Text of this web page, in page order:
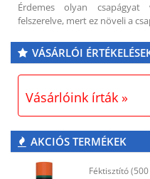
Érdemes olyan
felszerelve, mert ez növeli a
VÁSÁRLÓI
Vásárlóink írták »
AKCIÓS TERMÉKEK
Féktisztító (500